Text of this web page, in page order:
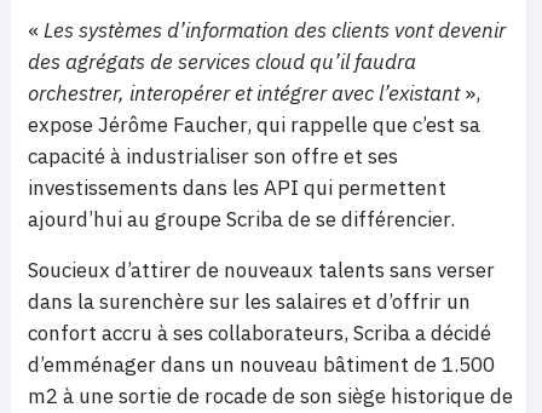
« Les systèmes d’information des clients vont devenir
des agrégats de services cloud qu’il faudra
orchestrer, interopérer et intégrer avec l’existant»,
expose Jérôme Faucher, qui rappelle que c’est sa
capacité à industrialiser son offre et ses
investissements dans les API qui permettent
ajourd’hui au groupe Scriba de se différencier.
Soucieux d’attirer de nouveaux talents sans verser
dans la surenchère sur les salaires et d’offrir un
confort accru à ses collaborateurs, Scriba a décidé
d’emménager dans un nouveau bâtiment de 1.500
m2 à une sortie de rocade de son siège historique de